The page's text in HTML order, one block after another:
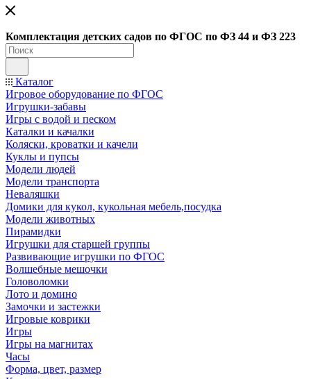
Комплектация детских садов по ФГОC по ФЗ 44 и ФЗ 223
Каталог
Игровое оборудование по ФГОС
Игрушки-забавы
Игры с водой и песком
Каталки и качалки
Коляски, кроватки и качели
Куклы и пупсы
Модели людей
Модели транспорта
Неваляшки
Домики для кукол, кукольная мебель,посудка
Модели животных
Пирамидки
Игрушки для старшей группы
Развивающие игрушки по ФГОС
Волшебные мешочки
Головоломки
Лото и домино
Замочки и застежки
Игровые коврики
Игры
Игры на магнитах
Часы
Форма, цвет, размер